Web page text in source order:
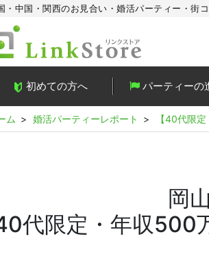
・中国・関西のお見合い・婚活パーティー・街
初めての方へ パーティーの
ム 婚活パーティーレポート 【40代限
岡
40代限定・年収